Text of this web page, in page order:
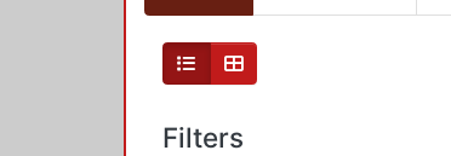
Filters